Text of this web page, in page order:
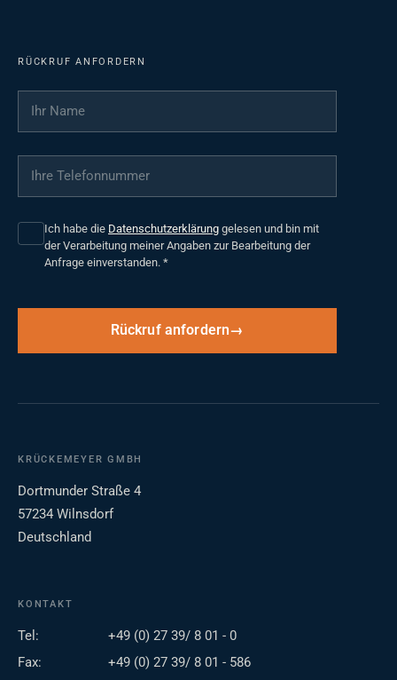
RÜCKRUF ANFORDERN
Ihr Name
Ihre Telefonnummer
Ich habe die Datenschutzerklärung gelesen und bin mit
der Verarbeitung meiner Angaben zur Bearbeitung der
Anfrage einverstanden. *
Rückruf anfordern
KRÜCKEMEYER GMBH
Dortmunder Straße 4
57234 Wilnsdorf
Deutschland
KONTAKT
Tel:
+49 (0) 27 39/ 8 01 - 0
Fax:
+49 (0) 27 39/ 8 01 - 586